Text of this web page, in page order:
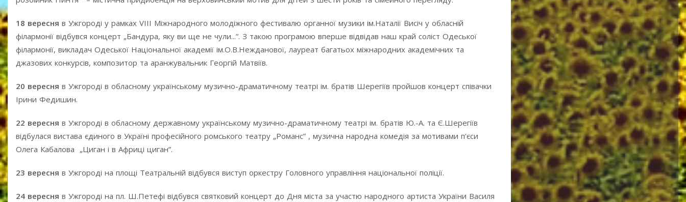
18 вересня в Ужгороді у рамках VIII Міжнародного молодіжного фестивалю органної музики ім.Наталії Висіч у обласній
філармонії відбувся концерт „Бандура, яку ви ще не чули...”. З такою програмою вперше відвідав наш край соліст Одеської
філармонії, викладач Одеської Національної академії ім.О.В.Нежданової, лауреат багатьох міжнародних академічних та
джазових конкурсів, композитор та аранжувальник Георгій Матвіїв.
20 вересня в Ужгороді в обласному українському музично-драматичному театрі ім. братів Шерегіїв пройшов концерт співачки
Ірини Федишин.
22 вересня в Ужгороді в обласному державному українському музично-драматичному театрі ім. братів Ю.-А. та Є.Шерегіїв
відбулася вистава єдиного в Україні професійного ромського театру „Романс” , музична народна комедія за мотивами п'єси
Олега Кабалова „Циган і в Африці циган”.
23 вересня в Ужгороді на площі Театральній відбувся виступ оркестру Головного управління національної поліції.
24 вересня в Ужгороді на пл. Ш.Петефі відбувся святковий концерт до Дня міста за участю народного артиста України Василя